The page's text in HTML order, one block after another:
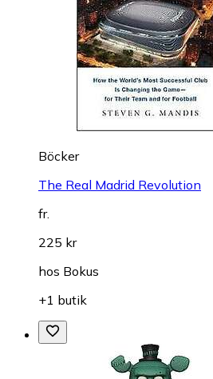
Böcker
The Real Madrid Revolution
fr.
225 kr
hos Bokus
+1 butik